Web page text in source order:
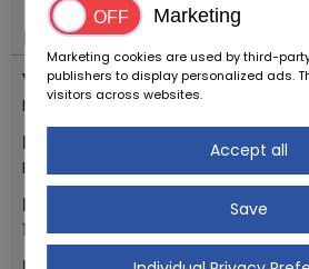
Important
Vehicle type
Motorcycles
Make
BMW
First registration year
1988
Marketing
Marketing cookies are used by third-
publishers to display personalized ads.
visitors across websites.
Accept all
Save